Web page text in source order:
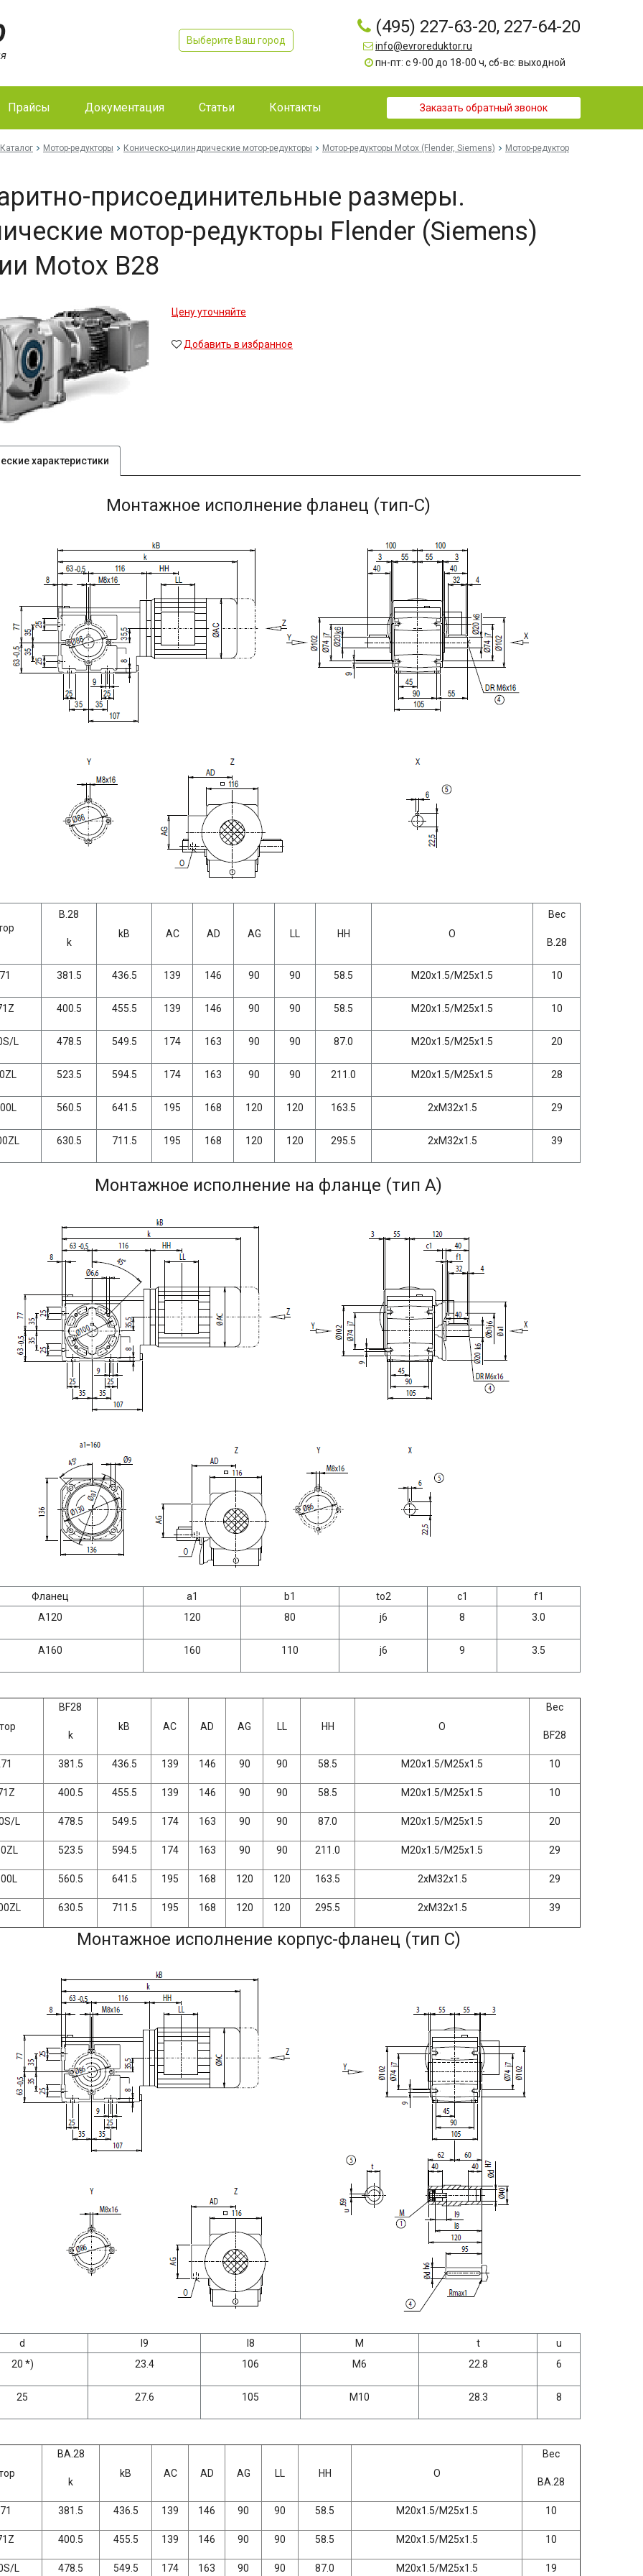
Выберите Ваш город
(495) 227-63-20, 227-64-20
info@evroreduktor.ru
пн-пт: с 9-00 до 18-00 ч, сб-вс: выходной
Прайсы Документация Статьи Контакты Заказать обратный звонок
Каталог Мотор-редукторы Коническо-цилиндрические мотор-редукторы Мотор-редукторы Motox (Flender, Siemens)
Мотор-редуктор
присоединительные размеры.
мотор-редукторы Flender (Siemens)
Motox B28
Цену уточняйте
Добавить в избранное
характеристики
Монтажное исполнение фланец (тип-С)
B.28
k
kB AC AD AG LL HH O
Вес
B.28
381.5 436.5 139 146 90 90 58.5 M20x1.5/M25x1.5 10
400.5 455.5 139 146 90 90 58.5 M20x1.5/M25x1.5 10
L 478.5 549.5 174 163 90 90 87.0 M20x1.5/M25x1.5 20
523.5 594.5 174 163 90 90 211.0 M20x1.5/M25x1.5 28
560.5 641.5 195 168 120 120 163.5 2xM32x1.5 29
630.5 711.5 195 168 120 120 295.5 2xM32x1.5 39
Монтажное исполнение на фланце (тип A)
Фланец a1 b1 to2 c1
f1
A120
120 80 j6 8 3.0
A160 160 110 j6 9 3.5
BF28
k
kB AC AD AG LL HH O
Вес
BF28
381.5 436.5 139 146 90 90 58.5 M20x1.5/M25x1.5 10
400.5 455.5 139 146 90 90 58.5 M20x1.5/M25x1.5 10
L 478.5 549.5 174 163 90 90 87.0 M20x1.5/M25x1.5 20
523.5 594.5 174 163 90 90 211.0 M20x1.5/M25x1.5 29
560.5 641.5 195 168 120 120 163.5 2xM32x1.5 29
630.5 711.5 195 168 120 120 295.5 2xM32x1.5 39
Монтажное исполнение корпус-фланец (тип C)
d l9 l8 M t
u
20 *)
23.4 106 M6 22.8 6
25 27.6 105 M10 28.3 8
BA.28
k
kB AC AD AG LL HH O
Вес
BA.28
381.5 436.5 139 146 90 90 58.5 M20x1.5/M25x1.5 10
400.5 455.5 139 146 90 90 58.5 M20x1.5/M25x1.5 10
L 478.5 549.5 174 163 90 90 87.0 M20x1.5/M25x1.5 19